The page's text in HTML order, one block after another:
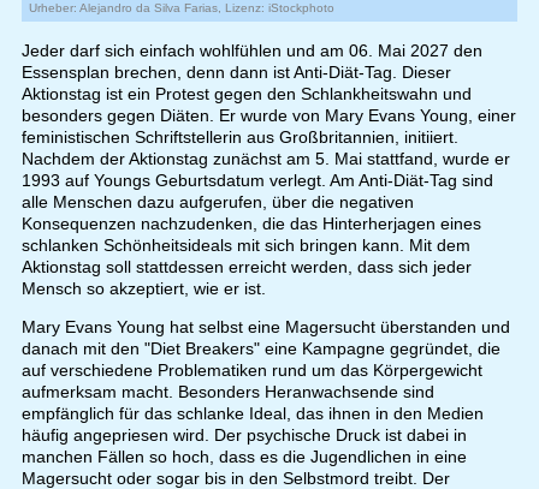
Urheber: Alejandro da Silva Farias, Lizenz: iStockphoto
Jeder darf sich einfach wohlfühlen und am 06. Mai 2027 den
Essensplan brechen, denn dann ist Anti-Diät-Tag. Dieser
Aktionstag ist ein Protest gegen den Schlankheitswahn und
besonders gegen Diäten. Er wurde von Mary Evans Young, einer
feministischen Schriftstellerin aus Großbritannien, initiiert.
Nachdem der Aktionstag zunächst am 5. Mai stattfand, wurde er
1993 auf Youngs Geburtsdatum verlegt. Am Anti-Diät-Tag sind
alle Menschen dazu aufgerufen, über die negativen
Konsequenzen nachzudenken, die das Hinterherjagen eines
schlanken Schönheitsideals mit sich bringen kann. Mit dem
Aktionstag soll stattdessen erreicht werden, dass sich jeder
Mensch so akzeptiert, wie er ist.
Mary Evans Young hat selbst eine Magersucht überstanden und
danach mit den "Diet Breakers" eine Kampagne gegründet, die
auf verschiedene Problematiken rund um das Körpergewicht
aufmerksam macht. Besonders Heranwachsende sind
empfänglich für das schlanke Ideal, das ihnen in den Medien
häufig angepriesen wird. Der psychische Druck ist dabei in
manchen Fällen so hoch, dass es die Jugendlichen in eine
Magersucht oder sogar bis in den Selbstmord treibt. Der